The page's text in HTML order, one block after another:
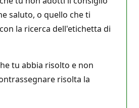
saluto, o quello che ti
la ricerca dell'etichetta di
tu abbia risolto e non
risolta la